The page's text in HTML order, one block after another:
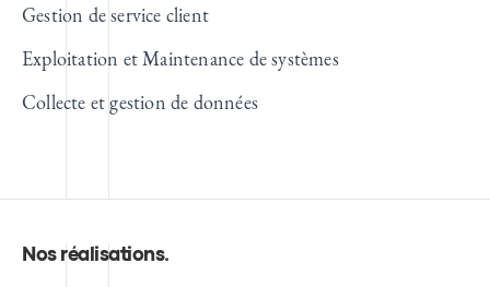
Gestion de service client
Exploitation et Maintenance de systèmes
Collecte et gestion de données
Nos réalisations.